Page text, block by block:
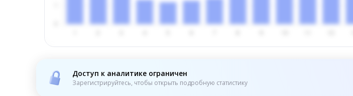
Доступ к аналитике ограничен
Зарегистрируйтесь, чтобы открыть подробную статистику